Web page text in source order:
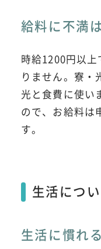
給料に不満
時給1200円以
りません。寮・
光と食費に使い
ので、お給料は
す。
生活につ
生活に慣れ